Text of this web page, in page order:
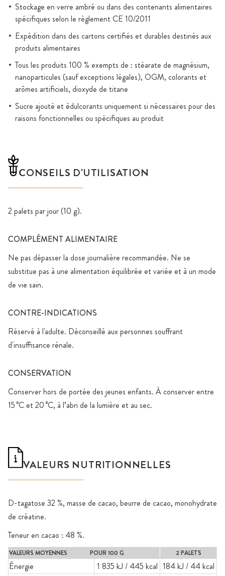
Stockage en verre ambré ou dans des contenants alimentaires
spécifiques selon le règlement CE 10/2011
Expédition dans des cartons certifiés et durables destinés aux
produits alimentaires
Tous les produits 100 % exempts de : stéarate de magnésium,
nanoparticules (sauf exceptions légales), OGM, colorants et
arômes artificiels, dioxyde de titane
Sucre ajouté et édulcorants uniquement si nécessaires pour des
raisons fonctionnelles ou spécifiques au produit
CONSEILS D'UTILISATION
2 palets par jour (10 g).
COMPLÉMENT ALIMENTAIRE
Ne pas dépasser la dose journalière recommandée. Ne se
substitue pas à une alimentation équilibrée et variée et à un mode
de vie sain.
CONTRE-INDICATIONS
Réservé à l'adulte. Déconseillé aux personnes souffrant
d'insuffisance rénale.
CONSERVATION
Conserver hors de portée des jeunes enfants. À conserver entre
15 °C et 20 °C, à l’abri de la lumière et au sec.
VALEURS NUTRITIONNELLES
D-tagatose 32 %, masse de cacao, beurre de cacao, monohydrate
de créatine.
Teneur en cacao : 48 %.
VALEURS MOYENNES POUR 100 G 2 PALETS
Énergie 1 835 kJ / 445 kcal 184 kJ / 44 kcal